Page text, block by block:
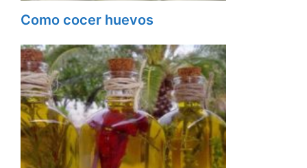
Como cocer huevos